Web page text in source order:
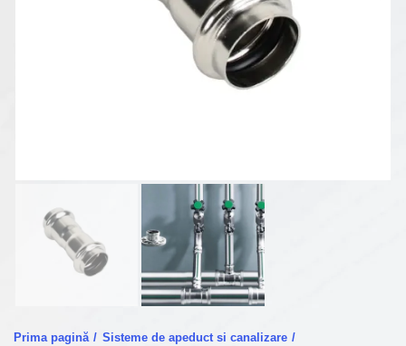
Prima pagină
Sisteme de apeduct si canalizare